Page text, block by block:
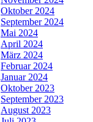
Oktober 2024
September 2024
Mai 2024
April 2024
März 2024
Februar 2024
Januar 2024
Oktober 2023
September 2023
August 2023